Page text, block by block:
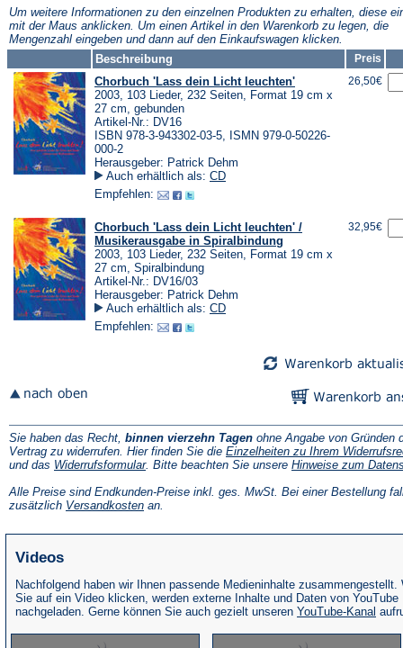
neuen
Tab)
Um weitere Informationen zu den einzelnen Produkten zu erhalten, diese
mit der Maus anklicken. Um einen Artikel in den Warenkorb zu legen, die
Mengenzahl eingeben und dann auf den Einkaufswagen klicken.
Beschreibung
Preis
Chorbuch 'Lass dein Licht leuchten'
2003, 103 Lieder, 232 Seiten, Format 19 cm x
27 cm, gebunden
Artikel-Nr.: DV16
ISBN 978-3-943302-03-5, ISMN 979-0-50226-
000-2
Herausgeber: Patrick Dehm
Auch erhältlich als: CD
Empfehlen:
26,50€
Chorbuch 'Lass dein Licht leuchten' /
Musikerausgabe in Spiralbindung
2003, 103 Lieder, 232 Seiten, Format 19 cm x
27 cm, Spiralbindung
Artikel-Nr.: DV16/03
Herausgeber: Patrick Dehm
Auch erhältlich als: CD
Empfehlen:
32,95€
Sie haben das Recht, binnen vierzehn Tagen ohne Angabe von Gründen
Vertrag zu widerrufen. Hier finden Sie die Einzelheiten zu Ihrem
und das Widerrufsformular(Öffnet
einem
neuen
. Bitte beachten Sie unsere Hinweise zum
Alle Preise sind Endkunden-Preise inkl. ges. MwSt. Bei einer Bestellung
zusätzlich Versandkosten(Öffnet
an.
Videos
Nachfolgend haben wir Ihnen passende Medieninhalte zusammengestellt.
Sie auf ein Video klicken, werden externe Inhalte und Daten von YouTube
nachgeladen. Gerne können Sie auch gezielt unseren YouTube-Kanal